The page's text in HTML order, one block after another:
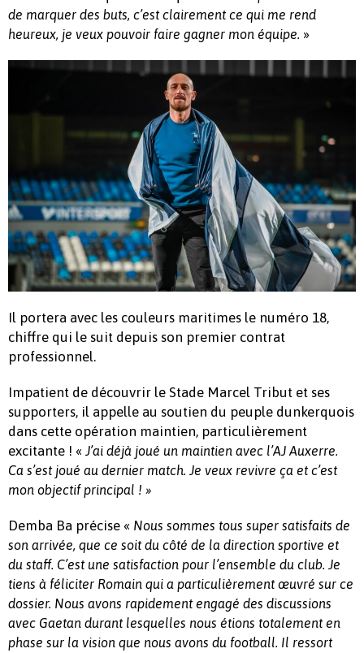
de marquer des buts, c’est clairement ce qui me rend
heureux, je veux pouvoir faire gagner mon équipe. »
Il portera avec les couleurs maritimes le numéro 18,
chiffre qui le suit depuis son premier contrat
professionnel.
Impatient de découvrir le Stade Marcel Tribut et ses
supporters, il appelle au soutien du peuple dunkerquois
dans cette opération maintien, particulièrement
excitante ! « J’ai déjà joué un maintien avec l’AJ Auxerre.
Ca s’est joué au dernier match. Je veux revivre ça et c’est
mon objectif principal ! »
Demba Ba précise « Nous sommes tous super satisfaits de
son arrivée, que ce soit du côté de la direction sportive et
du staff. C’est une satisfaction pour l’ensemble du club. Je
tiens à féliciter Romain qui a particulièrement œuvré sur ce
dossier. Nous avons rapidement engagé des discussions
avec Gaetan durant lesquelles nous étions totalement en
phase sur la vision que nous avons du football. Il ressort